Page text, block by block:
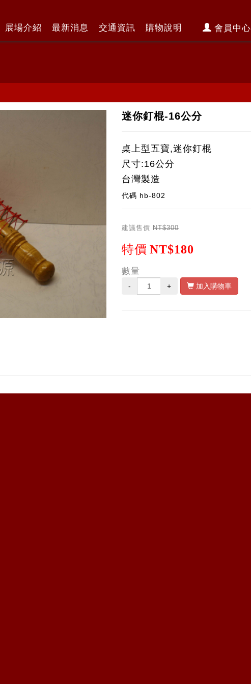
會員中心
展場介紹 最新消息 交通資訊 購物說明
迷你釘棍-16公分
桌上型五寶,迷你釘棍
尺寸:16公分
台灣製造
代碼 hb-802
建議售價 NT$300
特價 NT$180
數量
- + 加入購物車